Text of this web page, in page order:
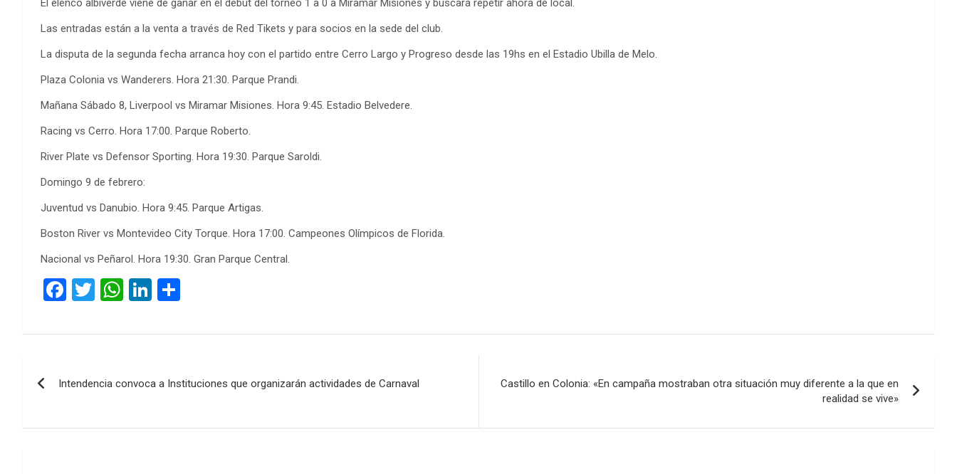
El elenco albiverde viene de ganar en el debut del torneo 1 a 0 a Miramar Misiones y buscará repetir ahora de local.
Las entradas están a la venta a través de Red Tikets y para socios en la sede del club.
La disputa de la segunda fecha arranca hoy con el partido entre Cerro Largo y Progreso desde las 19hs en el Estadio Ubilla de Melo.
Plaza Colonia vs Wanderers. Hora 21:30. Parque Prandi.
Mañana Sábado 8, Liverpool vs Miramar Misiones. Hora 9:45. Estadio Belvedere.
Racing vs Cerro. Hora 17:00. Parque Roberto.
River Plate vs Defensor Sporting. Hora 19:30. Parque Saroldi.
Domingo 9 de febrero:
Juventud vs Danubio. Hora 9:45. Parque Artigas.
Boston River vs Montevideo City Torque. Hora 17:00. Campeones Olímpicos de Florida.
Nacional vs Peñarol. Hora 19:30. Gran Parque Central.
F
ce
o
k
T
tt
W
at
A
p
Li
ke
n
m
ar
entradas
Intendencia convoca a Instituciones que organizarán actividades de Carnaval
Castillo en Colonia: «En campaña mostraban otra situación muy diferente a la que en
realidad se vive»